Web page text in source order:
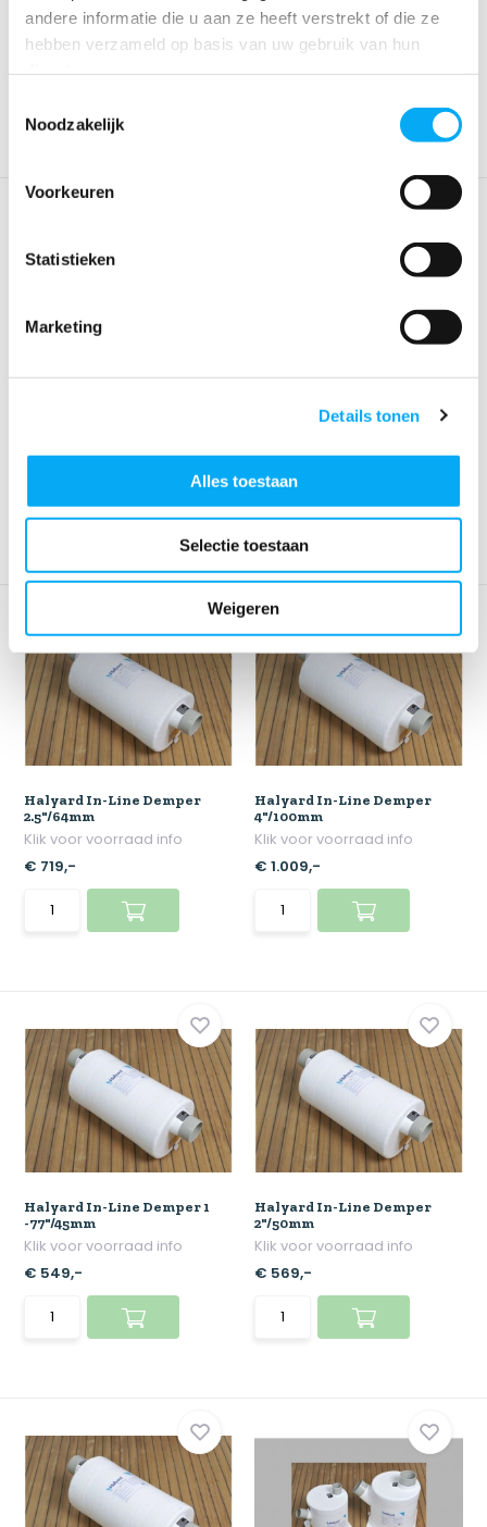
andere informatie die u aan ze heeft verstrekt of die ze
hebben verzameld op basis van uw gebruik van hun
Noodzakelijk
Voorkeuren
Statistieken
Marketing
Details tonen
Alles toestaan
Selectie toestaan
Weigeren
Klik voor voorraad info
€ 1.029,-
Klik voor voorraad info
€ 1.059,-
€ 539,-
€ 729,-
Halyard In-Line Demper
2.5"/64mm
Klik voor voorraad info
€ 719,-
Halyard In-Line Demper
4"/100mm
Klik voor voorraad info
€ 1.009,-
Halyard In-Line Demper 1
-77"/45mm
Klik voor voorraad info
€ 549,-
Halyard In-Line Demper
2"/50mm
Klik voor voorraad info
€ 569,-